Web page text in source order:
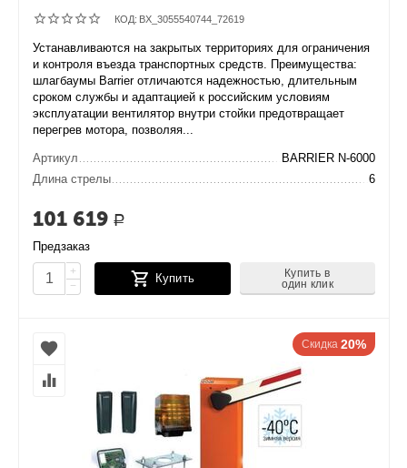
КОД: BX_3055540744_72619
Устанавливаются на закрытых территориях для ограничения
и контроля въезда транспортных средств. Преимущества:
шлагбаумы Barrier отличаются надежностью, длительным
сроком службы и адаптацией к российским условиям
эксплуатации вентилятор внутри стойки предотвращает
перегрев мотора, позволяя...
Артикул
BARRIER N-6000
Длина стрелы
6
101 619 Р
Предзаказ
+
−
Купить
Купить в
один клик
Скидка 20%